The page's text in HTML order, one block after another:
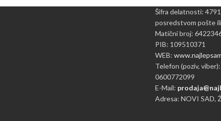
Šifra delatnosti:
posredstvom pošte
Matični broj:
PIB: 109510371
WEB:
Telefon (poziv, viber):
0600772099
E-Mail:
Adresa: NOVI SAD,